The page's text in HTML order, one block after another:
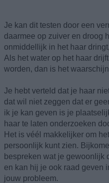
Je kan dit testen door een
daarmee op zuiver en droog
onmiddellijk in het haar
Als het water op het haar
worden, dan is het
Je hebt verteld dat je haar
dat wil niet zeggen dat er
ik je kan geven is je
haar te laten onderzoeken
Het is véél makkelijker om
persoonlijk kunt zien.
bespreken wat je gewoonlijk
en kan hij je ook raad geven
jouw probleem.